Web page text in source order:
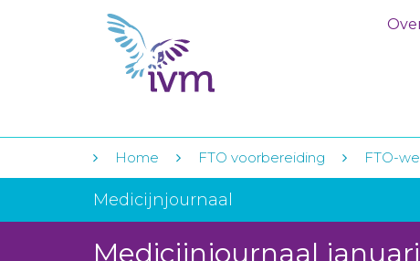
Home FTO voorbereiding FTO-
Medicijnjournaal
Medicijnjournaal